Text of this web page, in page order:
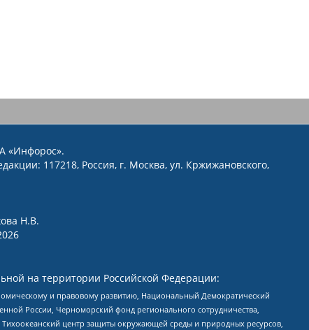
«Инфорос».
117218, Россия, г. Москва, ул. Кржижановского,
Н.В.
на территории Российской Федерации:
и правовому развитию, Национальный Демократический
России, Черноморский фонд регионального сотрудничества,
центр защиты окружающей среды и природных ресурсов,